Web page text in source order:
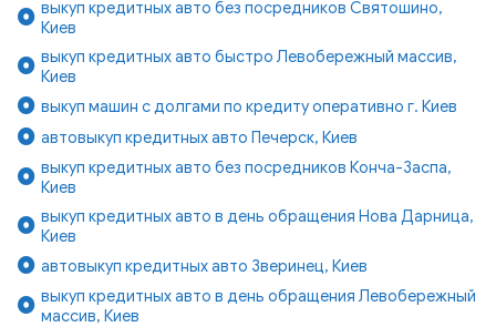
выкуп кредитных авто без посредников Святошино,
Киев
выкуп кредитных авто быстро Левобережный массив,
Киев
выкуп машин с долгами по кредиту оперативно г. Киев
автовыкуп кредитных авто Печерск, Киев
выкуп кредитных авто без посредников Конча-Заспа,
Киев
выкуп кредитных авто в день обращения Нова Дарница,
Киев
автовыкуп кредитных авто Зверинец, Киев
выкуп кредитных авто в день обращения Левобережный
массив, Киев